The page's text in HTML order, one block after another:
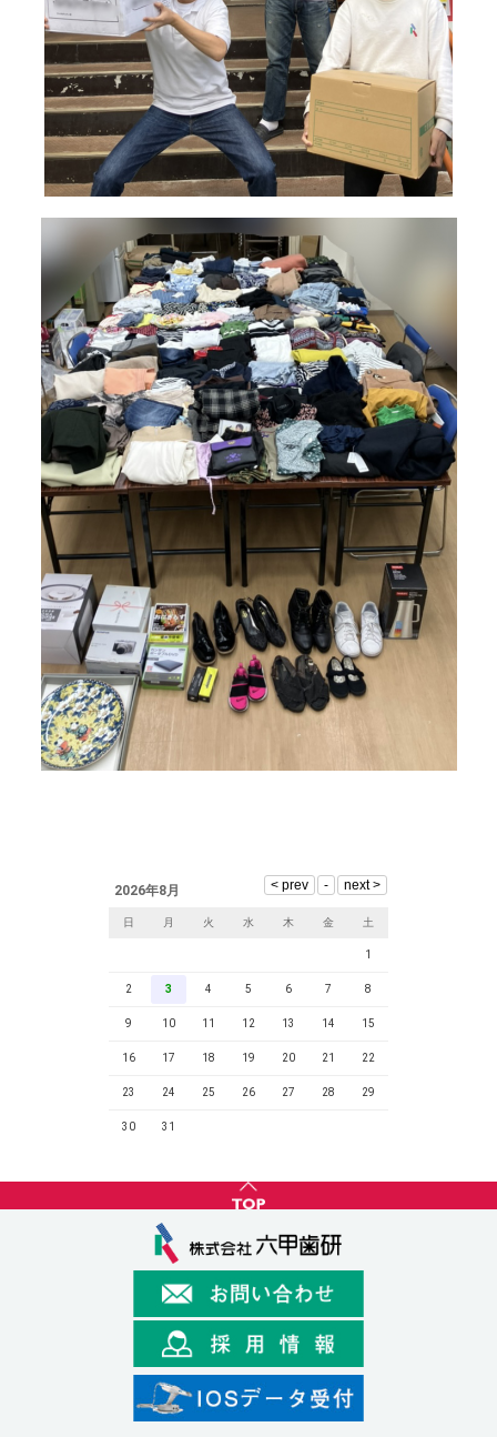
2026年8月
日 月 火 水 木 金 土
1
2 3 4 5 6 7 8
9 10 11 12 13 14 15
16 17 18 19 20 21 22
23 24 25 26 27 28 29
30 31